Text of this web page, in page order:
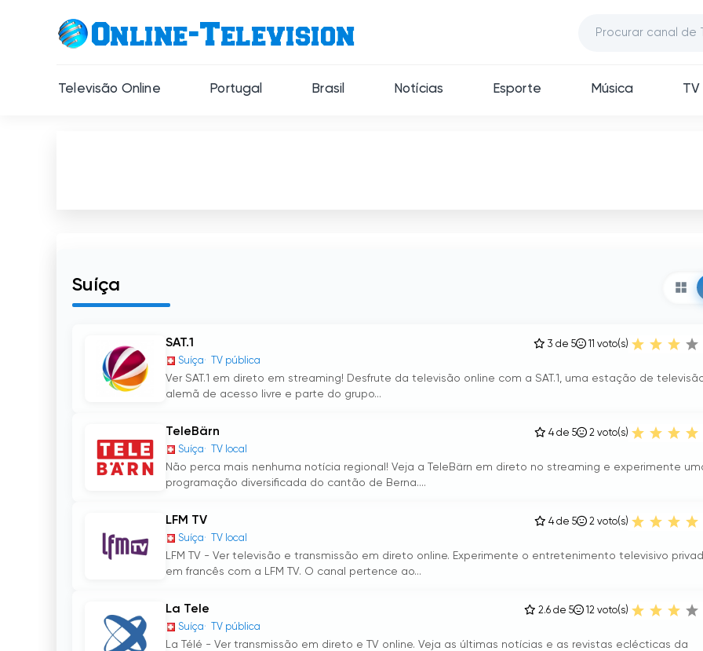
Televisão Online Portugal Brasil Notícias Esporte Música
Suíça
SAT.1
Suíça TV pública
3 de 5 11 voto(s)
Ver SAT.1 em direto em streaming! Desfrute da televisão online com a SAT.1, uma estação de
alemã de acesso livre e parte do grupo...
TeleBärn
Suíça TV local
4 de 5 2 voto(s)
Não perca mais nenhuma notícia regional! Veja a TeleBärn em direto no streaming e experimente
programação diversificada do cantão de Berna....
LFM TV
Suíça TV local
4 de 5 2 voto(s)
LFM TV - Ver televisão e transmissão em direto online. Experimente o entretenimento televisivo
em francês com a LFM TV. O canal pertence ao...
La Tele
Suíça TV pública
2.6 de 5 12 voto(s)
La Télé - Ver transmissão em direto e TV online. Veja as últimas notícias e as revistas eclécticas da